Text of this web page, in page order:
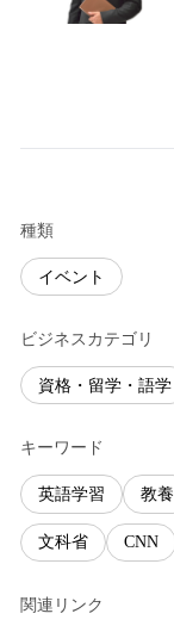
種類
イベント
ビジネスカテゴリ
資格・留学・語学
キーワード
英語学習 教養
文科省 CNN
関連リンク